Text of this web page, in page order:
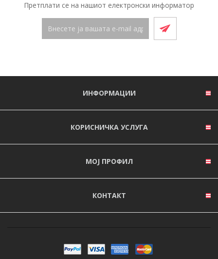
Претплати се на нашиот електронски информатор
ИНФОРМАЦИИ
КОРИСНИЧКА УСЛУГА
МОЈ ПРОФИЛ
КОНТАКТ